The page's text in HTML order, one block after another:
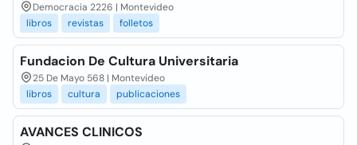
Democracia 2226 | Montevideo
libros
revistas folletos
Fundacion De Cultura Universitaria
25 De Mayo 568 | Montevideo
libros
cultura publicaciones
AVANCES CLINICOS